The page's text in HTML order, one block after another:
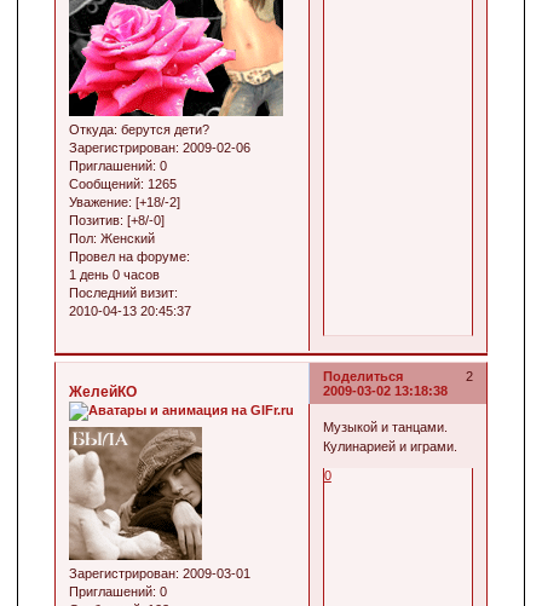
Откуда: берутся дети?
Зарегистрирован: 2009-02-06
Приглашений: 0
Сообщений: 1265
Уважение: [+18/-2]
Позитив: [+8/-0]
Пол: Женский
Провел на форуме:
1 день 0 часов
Последний визит:
2010-04-13 20:45:37
Поделиться
2
2009-03-02 13:18:38
ЖелейКО
Зарегистрирован: 2009-03-01
Приглашений: 0
Музыкой и танцами.
Кулинарией и играми.
0